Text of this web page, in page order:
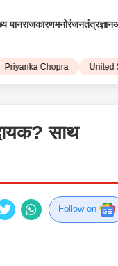
पानराजकारणमनोरंजनतंत्रज्ञान
Chopra United State
साथ
Follow on